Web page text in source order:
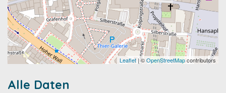
Leaflet| ©OpenStreetMapcontributors
Alle Daten